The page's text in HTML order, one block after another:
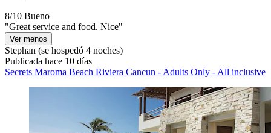
8/10 Bueno
"Great service and food. Nice"
Ver menos
Stephan (se hospedó 4 noches)
Publicada hace 10 días
Secrets Maroma Beach Riviera Cancun - Adults Only - All inclusive